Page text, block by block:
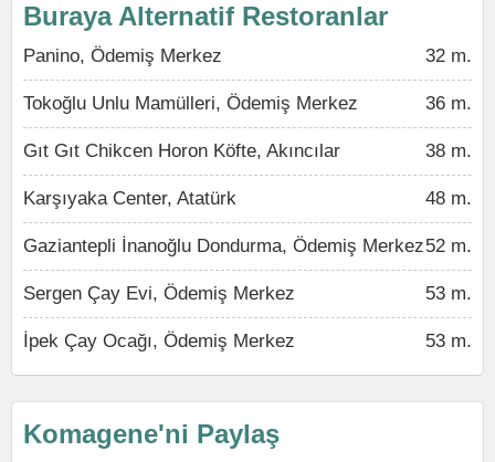
Buraya Alternatif Restoranlar
Panino, Ödemiş Merkez 32 m.
Tokoğlu Unlu Mamülleri, Ödemiş Merkez 36 m.
Gıt Gıt Chikcen Horon Köfte, Akıncılar 38 m.
Karşıyaka Center, Atatürk 48 m.
Gaziantepli İnanoğlu Dondurma, Ödemiş Merkez52 m.
Sergen Çay Evi, Ödemiş Merkez 53 m.
İpek Çay Ocağı, Ödemiş Merkez 53 m.
Komagene'ni Paylaş